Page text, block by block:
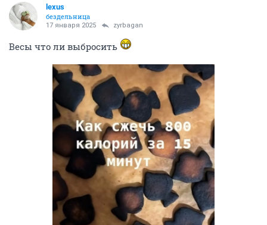
lexus
бездельница
17 января 2025 zyrbagan
Весы что ли выбросить